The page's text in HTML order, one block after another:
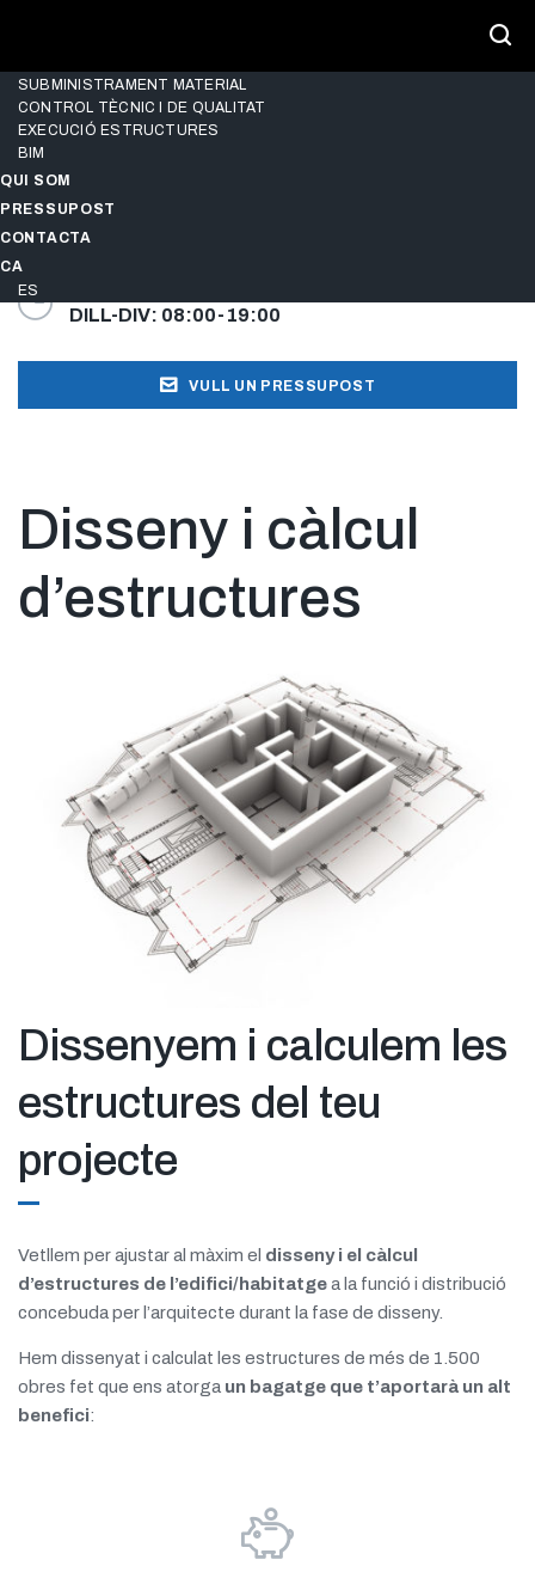
DILL-DIV: 08:00-19:00
VULL UN PRESSUPOST
SUBMINISTRAMENT MATERIAL
CONTROL TÈCNIC I DE QUALITAT
EXECUCIÓ ESTRUCTURES
BIM
QUI SOM
PRESSUPOST
CONTACTA
CA
ES
Disseny i càlcul
d’estructures
Dissenyem i calculem les
estructures del teu
projecte
Vetllem per ajustar al màxim el disseny i el càlcul
d’estructures de l’edifici/habitatgea la funció i distribució
concebuda per l’arquitecte durant la fase de disseny.
Hem dissenyat i calculat les estructures de més de 1.500
obres fet que ens atorga un bagatge que t’aportarà un alt
benefici: